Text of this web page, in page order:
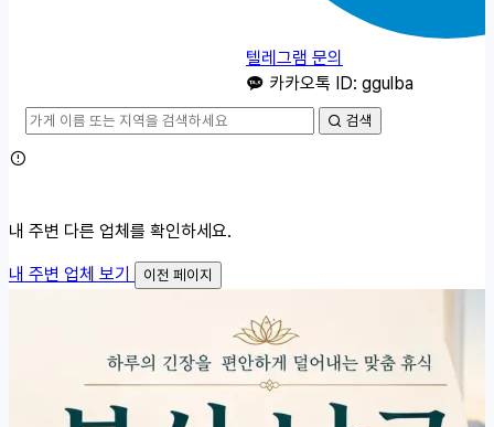
텔레그램 문의
카카오톡 ID: ggulba
검색
내 주변 다른 업체를 확인하세요.
내 주변 업체 보기
이전 페이지